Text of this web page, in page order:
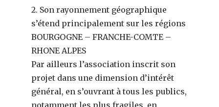
2. Son rayonnement géographique
s’étend principalement sur les régions
BOURGOGNE – FRANCHE-COMTE –
RHONE ALPES
Par ailleurs l’association inscrit son
projet dans une dimension d’intérêt
général, en s’ouvrant à tous les publics,
notamment les plus fragiles, en